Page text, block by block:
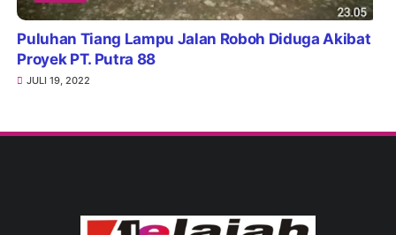
Puluhan Tiang Lampu Jalan Roboh Diduga Akibat
Proyek PT. Putra 88
JULI 19, 2022